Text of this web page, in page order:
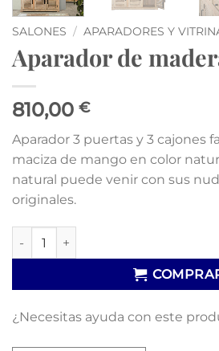
SALONES / APARADORES Y
Aparador de
810,00 €
Aparador 3 puertas y 3 cajones
maciza de mango en color
natural puede venir con sus
originales.
Aparador de madera de mango
¿Necesitas ayuda con este